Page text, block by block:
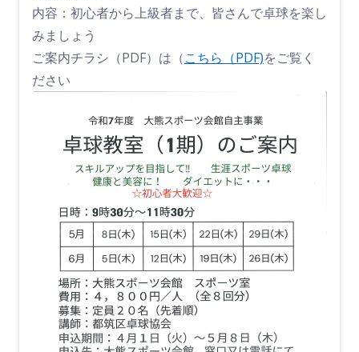
内容：初心者から上級者まで、皆さんで卓球を楽し
みましょう
ご案内チラシ（PDF）は （こちら（PDF)をご覧く
ださい